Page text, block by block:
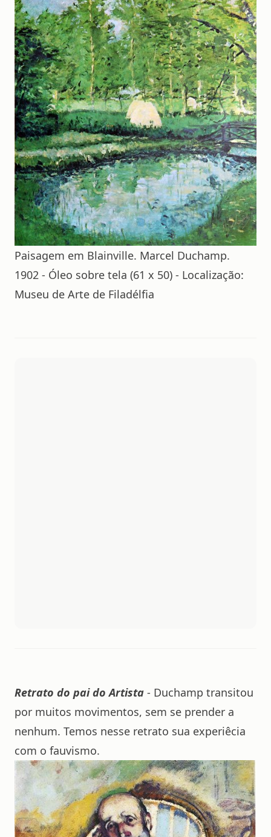
Paisagem em Blainville. Marcel Duchamp.
1902 - Óleo sobre tela (61 x 50) - Localização:
Museu de Arte de Filadélfia
Retrato do pai do Artista - Duchamp transitou
por muitos movimentos, sem se prender a
nenhum. Temos nesse retrato sua experiêcia
com o fauvismo.